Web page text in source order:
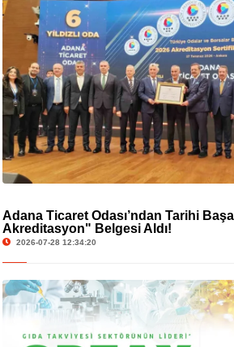
Adana Ticaret Odası’ndan Tarihi
Akreditasyon" Belgesi Aldı!
2026-07-28 12:34:20